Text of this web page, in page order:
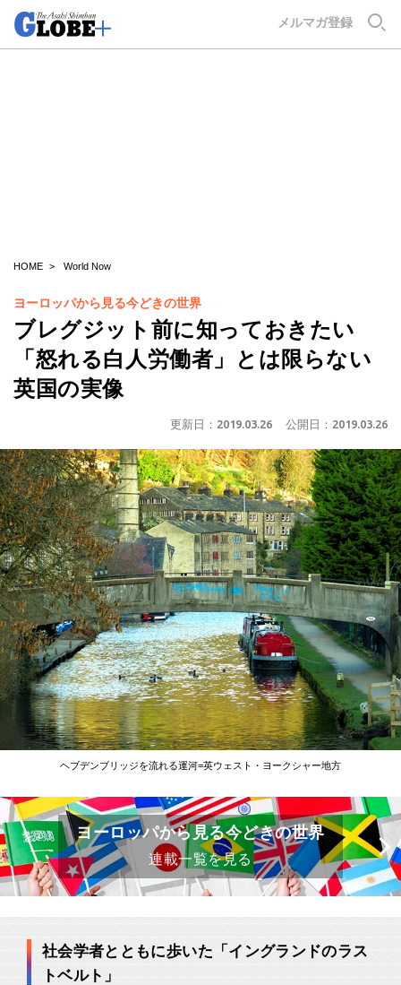
メルマガ登録
HOME World Now
ヨーロッパから見る今どきの世界
ブレグジット前に知っておきたい
「怒れる白人労働者」とは限らない
英国の実像
更新日： 2019.03.26 公開日： 2019.03.26
ヘブデンブリッジを流れる運河=英ウェスト・ヨークシャー地方
ヨーロッパから見る今どきの世界
連載一覧を見る
社会学者とともに歩いた「イングランドのラス
トベルト」